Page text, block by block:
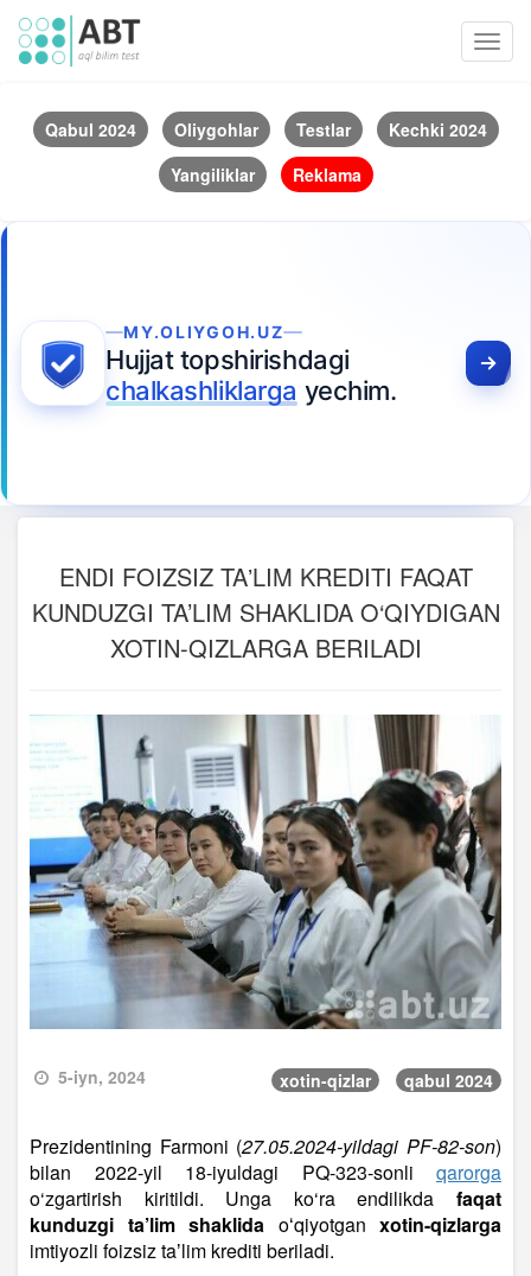
Qabul 2024 Oliygohlar Testlar
Kechki 2024
Yangiliklar
Reklama
MY.OLIYGOH.UZ
Hujjat topshirishdagi
chalkashliklarga yechim.
ENDI FOIZSIZ TAʼLIM KREDITI FAQAT
KUNDUZGI TA’LIM SHAKLIDA O‘QIYDIGAN
XOTIN-QIZLARGA BERILADI
5-iyn, 2024 xotin-qizlar qabul 2024
Prezidentining Farmoni (27.05.2024-yildagi PF-82-son)
bilan 2022-yil 18-iyuldagi PQ-323-sonli qarorga
o‘zgartirish kiritildi. Unga ko‘ra endilikda faqat
kunduzgi ta’lim shaklida oʻqiyotgan xotin-qizlarga
imtiyozli foizsiz taʼlim krediti beriladi.